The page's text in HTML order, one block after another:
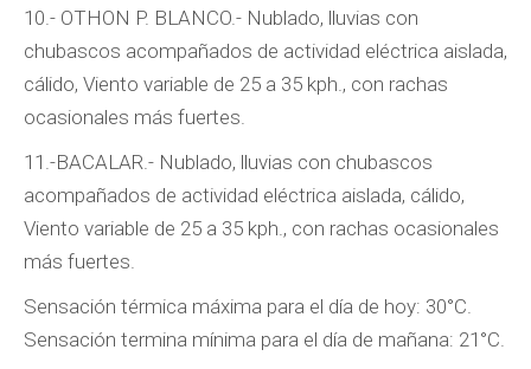
10.- OTHON P. BLANCO.- Nublado, lluvias con
chubascos acompañados de actividad eléctrica aislada,
cálido, Viento variable de 25 a 35 kph., con rachas
ocasionales más fuertes.
11.-BACALAR.- Nublado, lluvias con chubascos
acompañados de actividad eléctrica aislada, cálido,
Viento variable de 25 a 35 kph., con rachas ocasionales
más fuertes.
Sensación térmica máxima para el día de hoy: 30°C.
Sensación termina mínima para el día de mañana: 21°C.